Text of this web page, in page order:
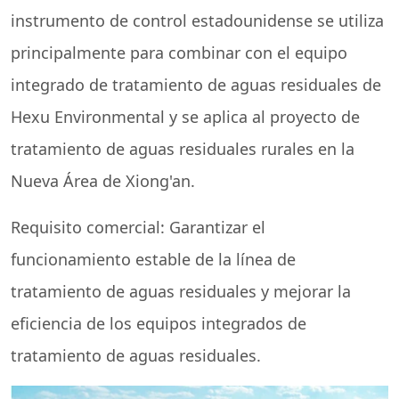
instrumento de control estadounidense se utiliza
principalmente para combinar con el equipo
integrado de tratamiento de aguas residuales de
Hexu Environmental y se aplica al proyecto de
tratamiento de aguas residuales rurales en la
Nueva Área de Xiong'an.
Requisito comercial: Garantizar el
funcionamiento estable de la línea de
tratamiento de aguas residuales y mejorar la
eficiencia de los equipos integrados de
tratamiento de aguas residuales.